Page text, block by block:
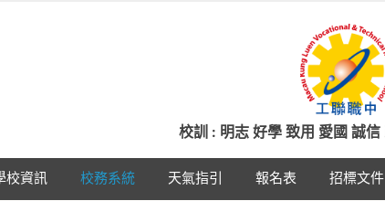
校訓 : 明志 好學 致用 愛國 誠
校資訊 校務系統 天氣指引 報名表 招標文件